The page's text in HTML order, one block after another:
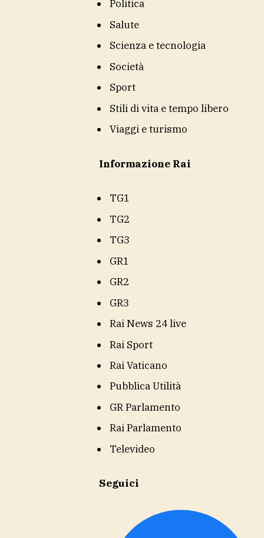
Politica
Salute
Scienza e tecnologia
Società
Sport
Stili di vita e tempo libero
Viaggi e turismo
Informazione Rai
TG1
TG2
TG3
GR1
GR2
GR3
Rai News 24 live
Rai Sport
Rai Vaticano
Pubblica Utilità
GR Parlamento
Rai Parlamento
Televideo
Seguici